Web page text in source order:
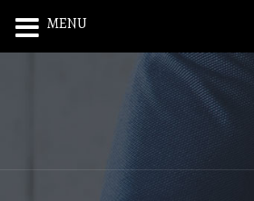
MENU